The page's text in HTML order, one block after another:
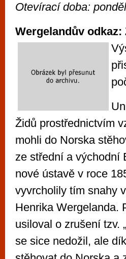
Otevírací doba:
Wergelandův odkaz:
Židů prostřednictvím
mohli do Norska
ze střední a východní
nové ústavě v roce
vyvrcholily tím snahy
Henrika Wergelanda.
usiloval o zrušení tzv.
se sice nedožil, ale